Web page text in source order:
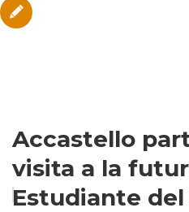
Accastello
visita a la
Estudiante del